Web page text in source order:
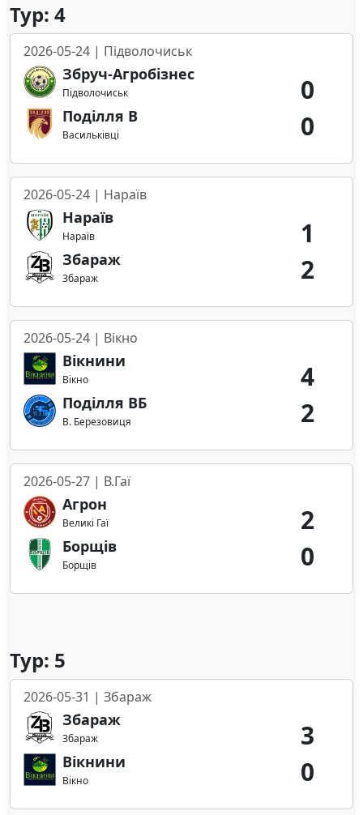
Тур: 4
2026-05-24 | Підволочиськ
Збруч-Агробізнес
Підволочиськ
Поділля В
Васильківці
0
0
2026-05-24 | Нараїв
Нараїв
Нараїв
Збараж
Збараж
1
2
2026-05-24 | Вікно
Вікнини
Вікно
Поділля ВБ
В. Березовиця
4
2
2026-05-27 | В.Гаї
Агрон
Великі Гаї
Борщів
Борщів
2
0
Тур: 5
2026-05-31 | Збараж
Збараж
Збараж
Вікнини
Вікно
3
0